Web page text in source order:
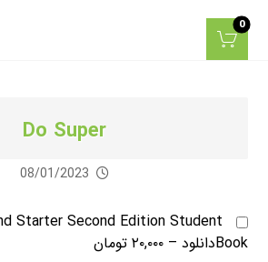
Do Super
08/01/2023
Starter Second Edition Student
Bookدانلود
–۲۰,۰۰۰ تومان